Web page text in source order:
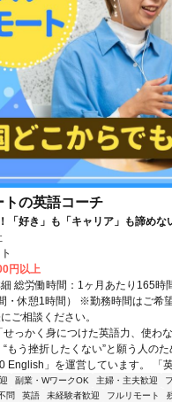
トの英語コーチ
「好き」も「キャリア」も諦めな
円以上
総労働時間：1ヶ月あたり165時
・休憩1時間） ※勤務時間はご希
ご相談ください。
せっかく身につけた英語力、使わ
もう挫折したくない”と願う人の
English」を運営しています。 「
副業・WワークOK 主婦・主夫歓迎
問 英語 未経験者歓迎 フルリモート